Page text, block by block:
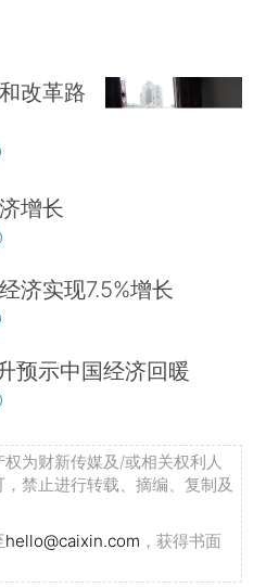
改革路
增长
济实现7.5%增长
预示中国经济回暖
为财新传媒及/或相关权利人
禁止进行转载、摘编、复制及
hello@caixin.com ，获得书面